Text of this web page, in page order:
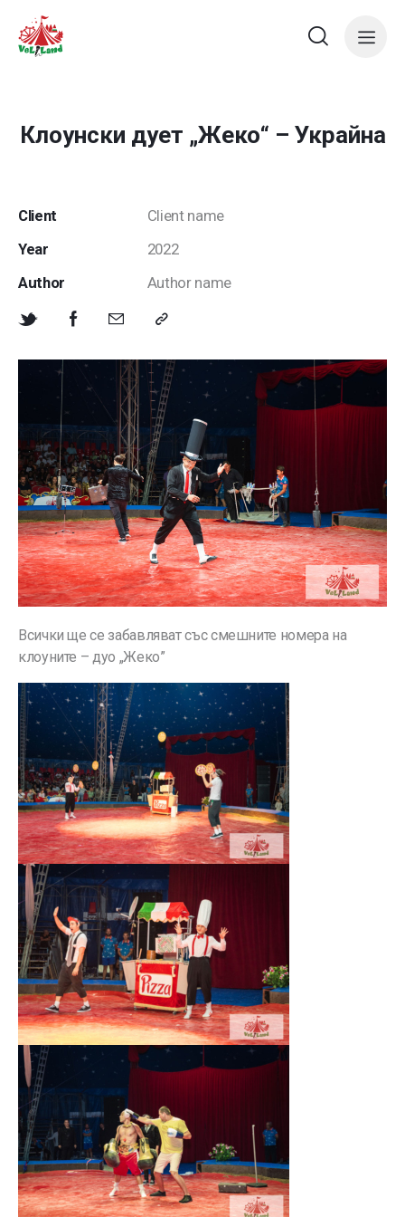
Клоунски дует „Жеко“ – Украйна
Client
Client name
Year
2022
Author
Author name
Всички ще се забавляват със смешните номера на
клоуните – дуо „Жеко”